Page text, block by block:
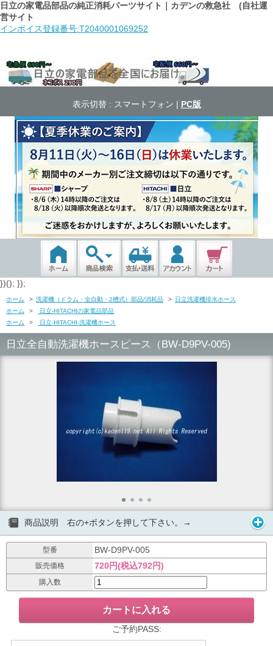
日立の家電品部品の純正消耗パーツサイト｜カデンの救急社 (自社運
営サイト
インボイス登録番号:T2040001069252
表示切替 : スマートフォン | PC版
})(); });
ホーム > 洗濯機（ドラム・全自動・2槽式）部品/消耗品 > 日立洗濯機排水ホース
ホーム
>
日立-HITACHIの家電品部品
ホーム
> 日立-HITACHI-洗濯機ホース
日立全自動洗濯機ホースピース（BW-D9PV-005)
商品説明 右の+ボタンを押して下さい。→
型番 BW-D9PV-005
販売価格 720円(税込792円)
購入数
ご予約PASS: